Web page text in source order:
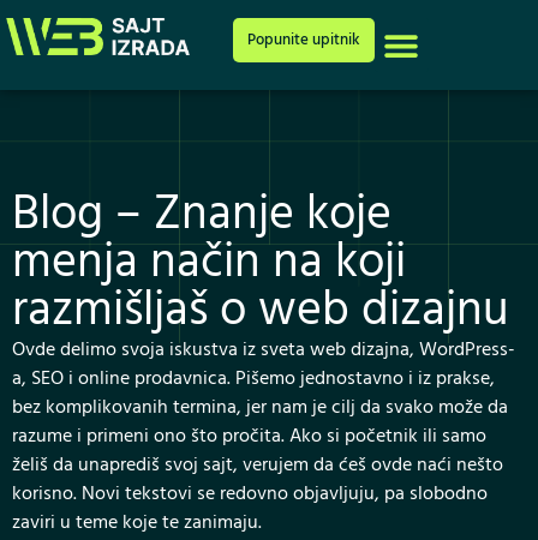
Popunite upitnik
Blog – Znanje koje
menja način na koji
razmišljaš o web dizajnu
Ovde delimo svoja iskustva iz sveta web dizajna, WordPress-
a, SEO i online prodavnica. Pišemo jednostavno i iz prakse,
bez komplikovanih termina, jer nam je cilj da svako može da
razume i primeni ono što pročita. Ako si početnik ili samo
želiš da unaprediš svoj sajt, verujem da ćeš ovde naći nešto
korisno. Novi tekstovi se redovno objavljuju, pa slobodno
zaviri u teme koje te zanimaju.